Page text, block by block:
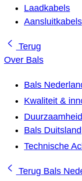
Laadkabels
Aansluitkabels
Terug
Over Bals
Bals
Kwaliteit &
Duurzaamheid
Bals Duitsland
Technische
Terug Bals